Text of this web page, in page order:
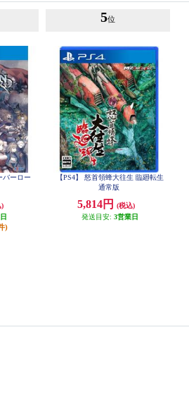
バーロー
)
)
5位
【PS4】 怒首領蜂大往生 臨廻転生
通常版
5,814円
(税込)
発送目安: 3営業日